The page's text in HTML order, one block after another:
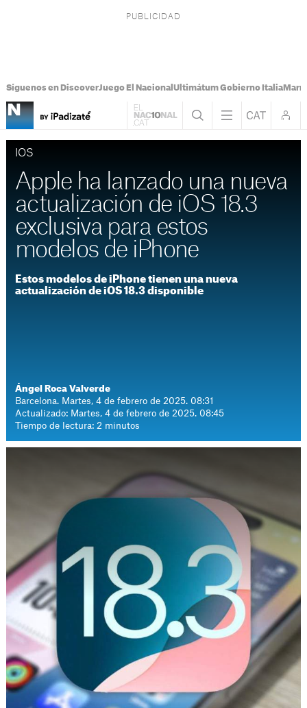
Síguenos en DiscoverJuego El Nacional Ultimátum Gobierno Italia
IOS
Apple ha lanzado una nueva
actualización de iOS 18.3
exclusiva para estos
modelos de iPhone
Estos modelos de iPhone tienen una nueva
actualización de iOS 18.3 disponible
Ángel Roca Valverde
Barcelona. Martes, 4 de febrero de 2025. 08:31
Actualizado: Martes, 4 de febrero de 2025. 08:45
Tiempo de lectura: 2 minutos